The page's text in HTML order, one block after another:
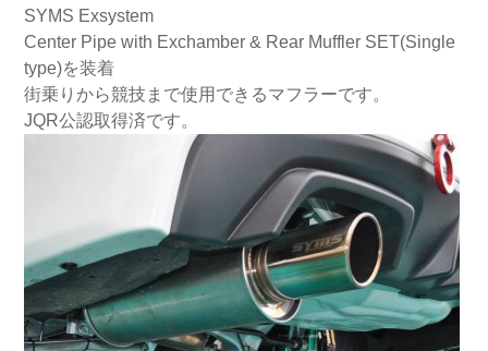
BN/BS
BL/BP
BE/BH
FORESTER
SK SJ
SYMS Exsystem
Center Pipe with Exchamber & Rear Muffler SET(Single
type)を装着
街乗りから競技まで使用できるマフラーです。
JQR公認取得済です。